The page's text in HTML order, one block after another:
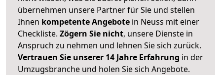
übernehmen unsere Partner für Sie und stellen
Ihnen kompetente Angebote in Neuss mit einer
Checkliste. Zögern Sie nicht, unsere Dienste in
Anspruch zu nehmen und lehnen Sie sich zurück.
Vertrauen Sie unserer 14 Jahre Erfahrung in der
Umzugsbranche und holen Sie sich Angebote.